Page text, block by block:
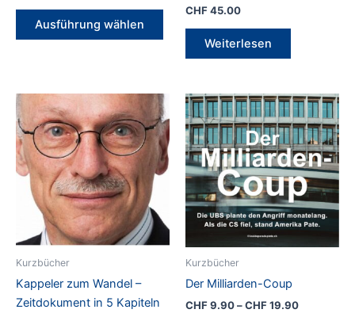
Ausführung wählen
Dieses
Produkt
auf.
Die
Optionen
können
Produktseite
werden
CHF45.00
Weiterlesen
Kurzbücher
Kappeler zum Wandel –
Zeitdokument in 5 Kapiteln
Kurzbücher
Der Milliarden-Coup
CHF9.90–CHF19.90